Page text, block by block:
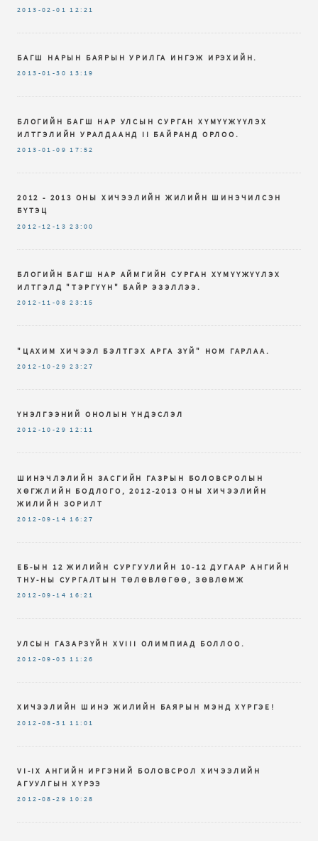
2013-02-01 12:21
БАГШ НАРЫН БАЯРЫН УРИЛГА ИНГЭЖ ИРЭХИЙН.
2013-01-30 13:19
БЛОГИЙН БАГШ НАР УЛСЫН СУРГАН ХҮМҮҮЖҮҮЛЭХ
ИЛТГЭЛИЙН УРАЛДААНД II БАЙРАНД ОРЛОО.
2013-01-09 17:52
2012 - 2013 ОНЫ ХИЧЭЭЛИЙН ЖИЛИЙН ШИНЭЧИЛСЭН
БҮТЭЦ
2012-12-13 23:00
БЛОГИЙН БАГШ НАР АЙМГИЙН СУРГАН ХҮМҮҮЖҮҮЛЭХ
ИЛТГЭЛД "ТЭРГҮҮН" БАЙР ЭЗЭЛЛЭЭ.
2012-11-08 23:15
"ЦАХИМ ХИЧЭЭЛ БЭЛТГЭХ АРГА ЗҮЙ" НОМ ГАРЛАА.
2012-10-29 23:27
ҮНЭЛГЭЭНИЙ ОНОЛЫН ҮНДЭСЛЭЛ
2012-10-29 12:11
ШИНЭЧЛЭЛИЙН ЗАСГИЙН ГАЗРЫН БОЛОВСРОЛЫН
ХӨГЖЛИЙН БОДЛОГО, 2012-2013 ОНЫ ХИЧЭЭЛИЙН
ЖИЛИЙН ЗОРИЛТ
2012-09-14 16:27
ЕБ-ЫН 12 ЖИЛИЙН СУРГУУЛИЙН 10-12 ДУГААР АНГИЙН
ТНУ-НЫ СУРГАЛТЫН ТӨЛӨВЛӨГӨӨ, ЗӨВЛӨМЖ
2012-09-14 16:21
УЛСЫН ГАЗАРЗҮЙН XVIII ОЛИМПИАД БОЛЛОО.
2012-09-03 11:26
ХИЧЭЭЛИЙН ШИНЭ ЖИЛИЙН БАЯРЫН МЭНД ХҮРГЭЕ!
2012-08-31 11:01
VI-IX AНГИЙН ИРГЭНИЙ БОЛОВСРОЛ ХИЧЭЭЛИЙН
АГУУЛГЫН ХҮРЭЭ
2012-08-29 10:28